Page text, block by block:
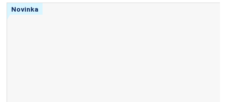
Novinka